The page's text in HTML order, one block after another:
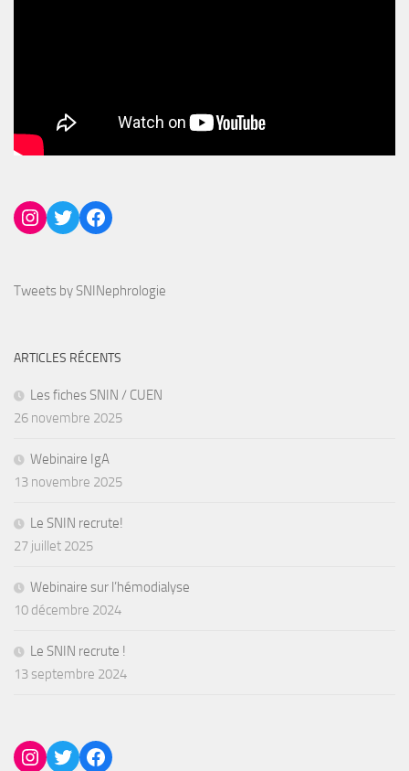
Instagram
TwitterFacebook
Tweets by SNINephrologie
ARTICLES RÉCENTS
Les fiches SNIN / CUEN
26 novembre 2025
Webinaire IgA
13 novembre 2025
Le SNIN recrute!
27 juillet 2025
Webinaire sur l’hémodialyse
10 décembre 2024
Le SNIN recrute !
13 septembre 2024
Instagram
TwitterFacebook